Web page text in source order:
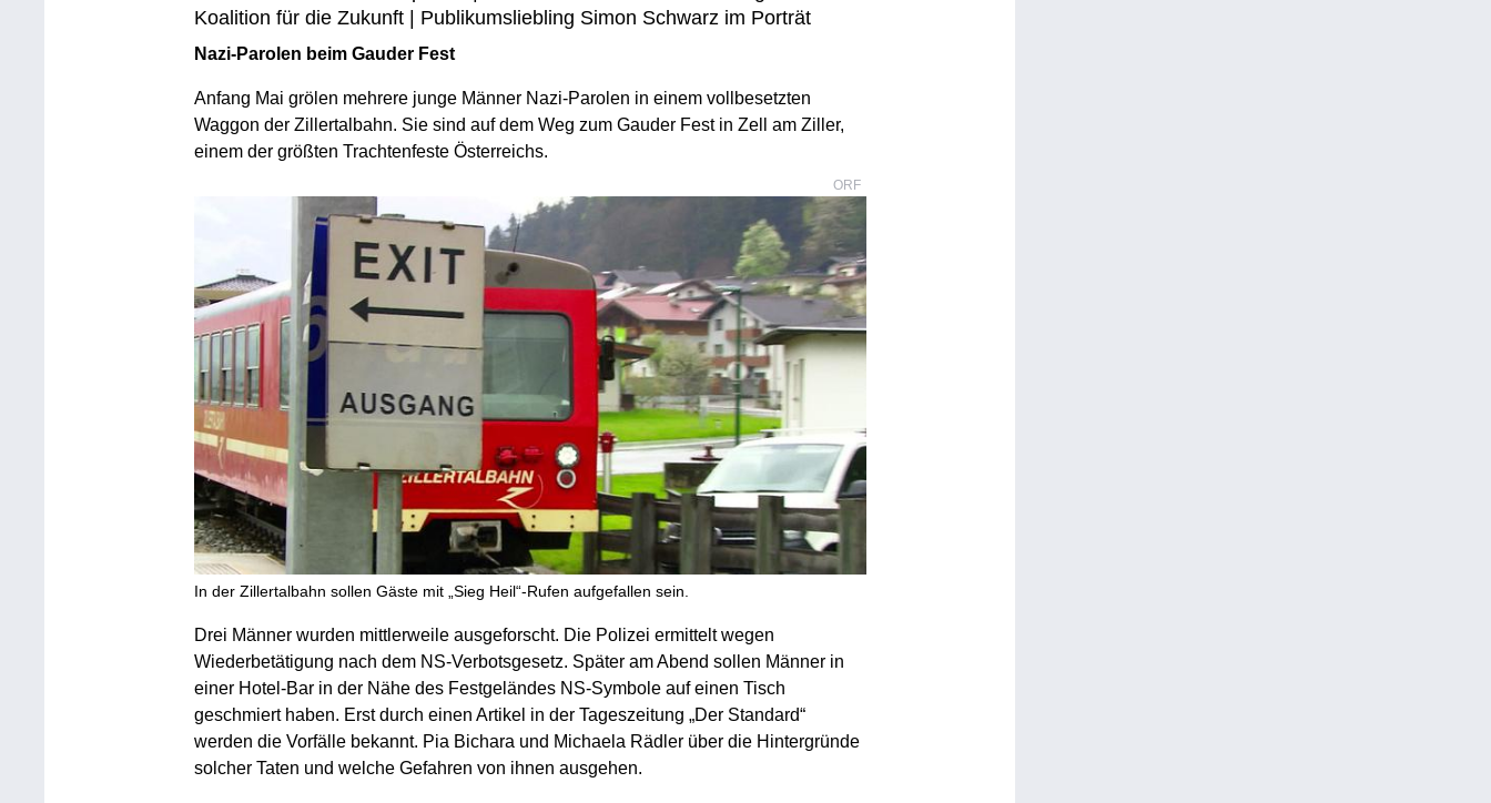
Koalition für die Zukunft | Publikumsliebling Simon Schwarz im Porträt
Nazi-Parolen beim Gauder Fest
Anfang Mai grölen mehrere junge Männer Nazi-Parolen in einem vollbesetzten
Waggon der Zillertalbahn. Sie sind auf dem Weg zum Gauder Fest in Zell am Ziller,
einem der größten Trachtenfeste Österreichs.
ORF
In der Zillertalbahn sollen Gäste mit „Sieg Heil“-Rufen aufgefallen sein.
Drei Männer wurden mittlerweile ausgeforscht. Die Polizei ermittelt wegen
Wiederbetätigung nach dem NS-Verbotsgesetz. Später am Abend sollen Männer in
einer Hotel-Bar in der Nähe des Festgeländes NS-Symbole auf einen Tisch
geschmiert haben. Erst durch einen Artikel in der Tageszeitung „Der Standard“
werden die Vorfälle bekannt. Pia Bichara und Michaela Rädler über die Hintergründe
solcher Taten und welche Gefahren von ihnen ausgehen.